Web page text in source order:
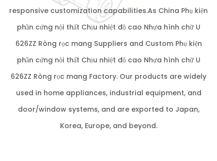
responsive customization capabilities.As China Phụ kiện
phần cứng nội thất Chịu nhiệt độ cao Nhựa hình chữ U
626ZZ Ròng rọc mang Suppliers and Custom Phụ kiện
phần cứng nội thất Chịu nhiệt độ cao Nhựa hình chữ U
626ZZ Ròng rọc mang Factory. Our products are widely
used in home appliances, industrial equipment, and
door/window systems, and are exported to Japan,
Korea, Europe, and beyond.